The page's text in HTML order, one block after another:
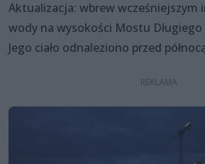
Aktualizacja: wbrew
wody na wysokości Mostu Długiego
Jego ciało odnaleziono przed